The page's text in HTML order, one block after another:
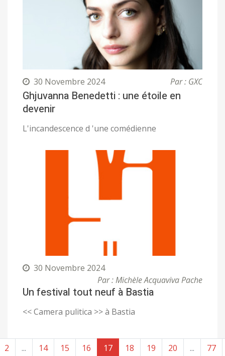
30 Novembre 2024 Par : GXC
Ghjuvanna Benedetti : une étoile en
devenir
L'incandescence d 'une comédienne
30 Novembre 2024
Par : Michèle Acquaviva Pache
Un festival tout neuf à Bastia
<< Camera pulitica >> à Bastia
2 ... 14 15 16 17 18 19 20 ... 77